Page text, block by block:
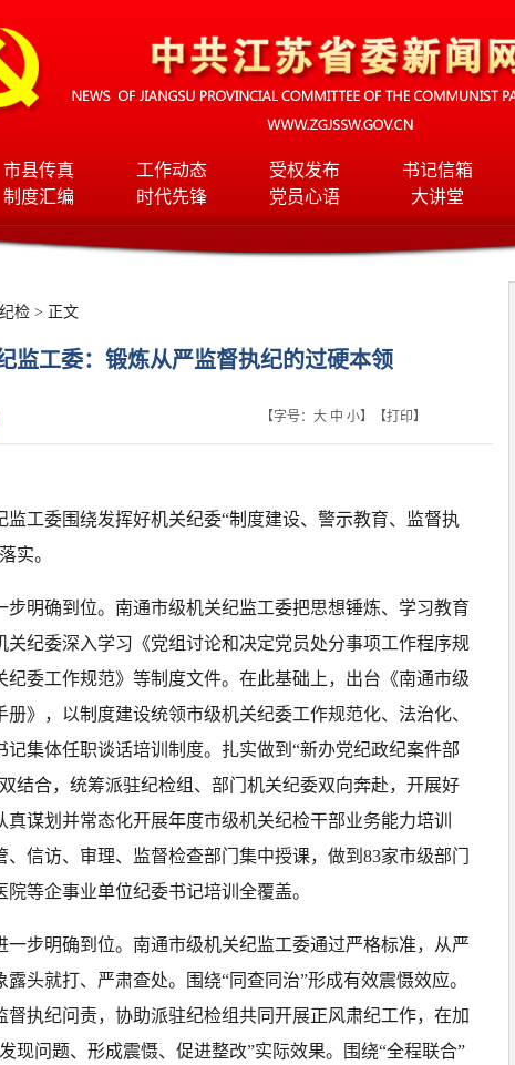
市县传真 工作动态 受权发布 书记信箱
制度汇编 时代先锋 党员心语 大讲堂
纪检 > 正文
监工委：锻炼从严监督执纪的过硬本领
【字号： 大 中 小】【打印】
监工委围绕发挥好机关纪委“制度建设、警示教育、监督执
实。
步明确到位。南通市级机关纪监工委把思想锤炼、学习教育
关纪委深入学习《党组讨论和决定党员处分事项工作程序规
纪委工作规范》等制度文件。在此基础上，出台《南通市级
》，以制度建设统领市级机关纪委工作规范化、法治化、
记集体任职谈话培训制度。扎实做到“新办党纪政纪案件部
结合，统筹派驻纪检组、部门机关纪委双向奔赴，开展好
谋划并常态化开展年度市级机关纪检干部业务能力培训
信访、审理、监督检查部门集中授课，做到83家市级部门
等企事业单位纪委书记培训全覆盖。
一步明确到位。南通市级机关纪监工委通过严格标准，从严
头就打、严肃查处。围绕“同查同治”形成有效震慑效应。
执纪问责，协助派驻纪检组共同开展正风肃纪工作，在加
现问题、形成震慑、促进整改”实际效果。围绕“全程联合”